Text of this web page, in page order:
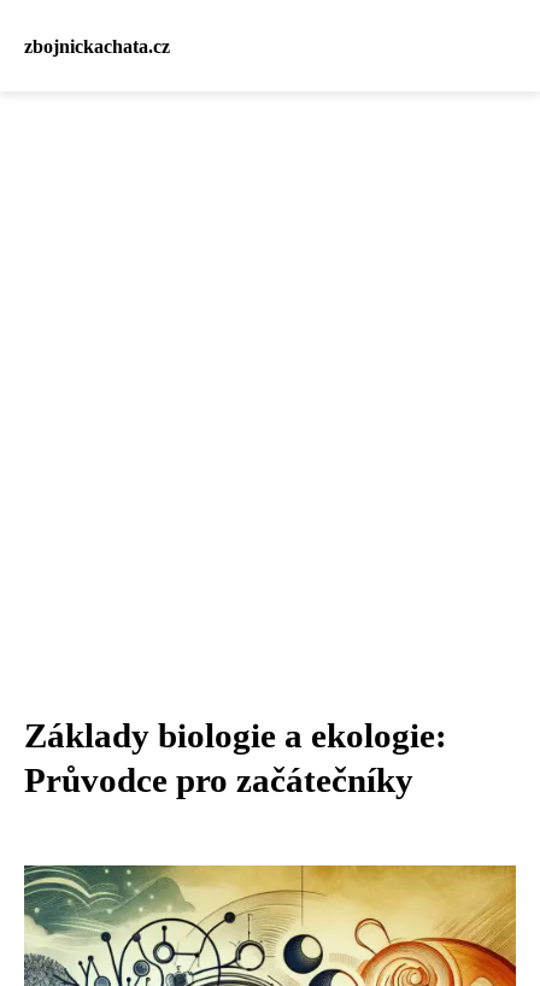
zbojnickachata.cz
Základy biologie a ekologie:
Průvodce pro začátečníky